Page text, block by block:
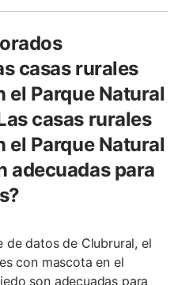
casas rurales
el Parque Natural
casas rurales
el Parque Natural
adecuadas para
de datos de Clubrural, el
con mascota en el
son adecuadas para